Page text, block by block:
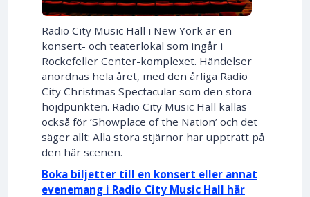
Radio City Music Hall i New York är en
konsert- och teaterlokal som ingår i
Rockefeller Center-komplexet. Händelser
anordnas hela året, med den årliga Radio
City Christmas Spectacular som den stora
höjdpunkten. Radio City Music Hall kallas
också för ’Showplace of the Nation’ och det
säger allt: Alla stora stjärnor har uppträtt på
den här scenen.
Boka biljetter till en konsert eller annat
evenemang i Radio City Music Hall här